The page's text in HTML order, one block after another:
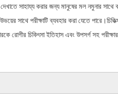
সাহায্য করার জন্য মানুষের মল নমুনার
সাথে পরীক্ষাটি ব্যবহার করা যেতে
রোগীর চিকিৎসা ইতিহাস এবং উপসর্গ সহ